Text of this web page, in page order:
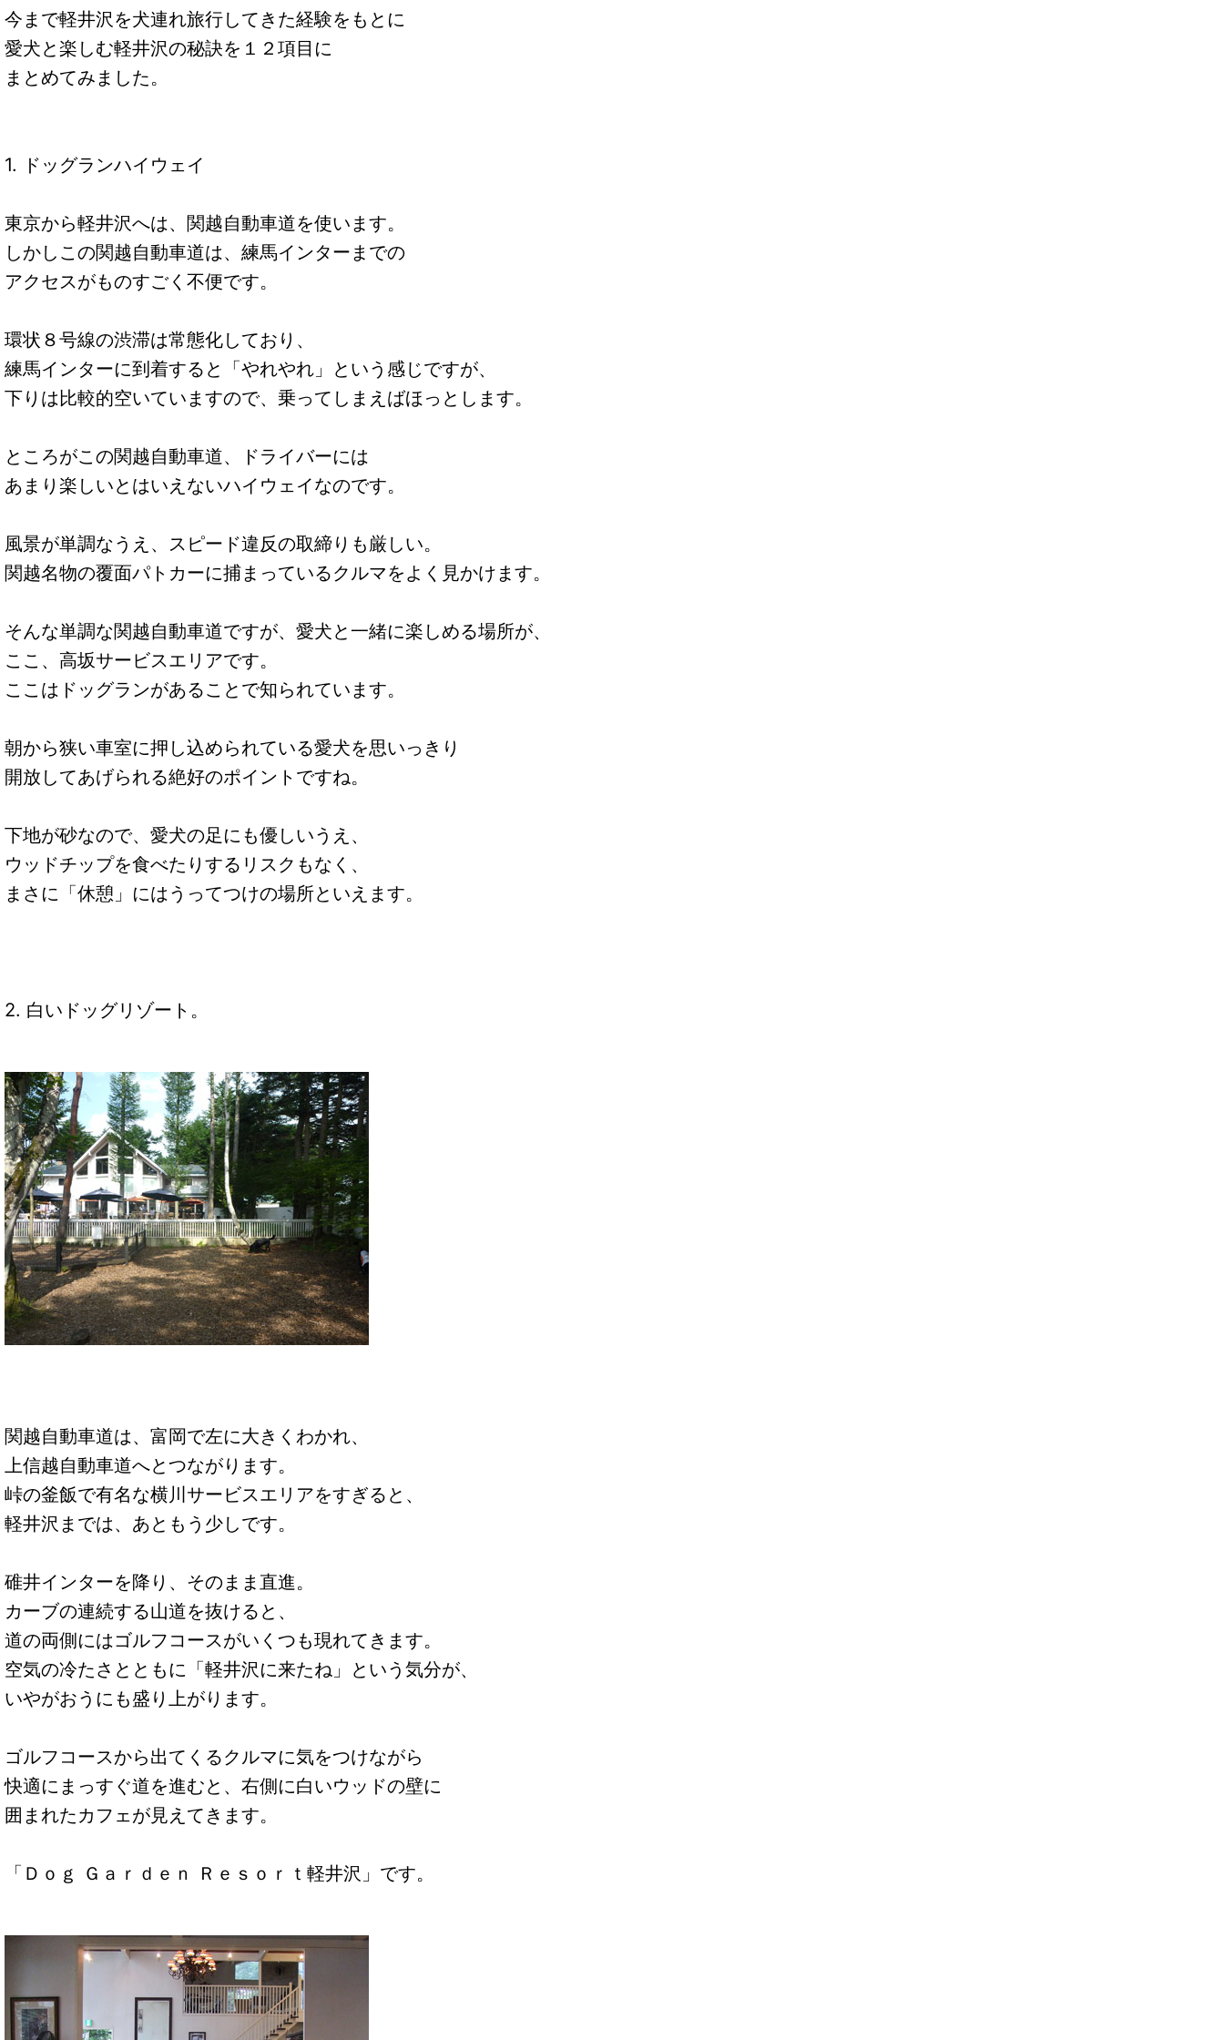
今まで軽井沢を犬連れ旅行してきた経験をもとに
愛犬と楽しむ軽井沢の秘訣を１２項目に
まとめてみました。
1. ドッグランハイウェイ
東京から軽井沢へは、関越自動車道を使います。
しかしこの関越自動車道は、練馬インターまでの
アクセスがものすごく不便です。
環状８号線の渋滞は常態化しており、
練馬インターに到着すると「やれやれ」という感じですが、
下りは比較的空いていますので、乗ってしまえばほっとします。
ところがこの関越自動車道、ドライバーには
あまり楽しいとはいえないハイウェイなのです。
風景が単調なうえ、スピード違反の取締りも厳しい。
関越名物の覆面パトカーに捕まっているクルマをよく見かけます。
そんな単調な関越自動車道ですが、愛犬と一緒に楽しめる場所が、
ここ、高坂サービスエリアです。
ここはドッグランがあることで知られています。
朝から狭い車室に押し込められている愛犬を思いっきり
開放してあげられる絶好のポイントですね。
下地が砂なので、愛犬の足にも優しいうえ、
ウッドチップを食べたりするリスクもなく、
まさに「休憩」にはうってつけの場所といえます。
2. 白いドッグリゾート。
関越自動車道は、富岡で左に大きくわかれ、
上信越自動車道へとつながります。
峠の釜飯で有名な横川サービスエリアをすぎると、
軽井沢までは、あともう少しです。
碓井インターを降り、そのまま直進。
カーブの連続する山道を抜けると、
道の両側にはゴルフコースがいくつも現れてきます。
空気の冷たさとともに「軽井沢に来たね」という気分が、
いやがおうにも盛り上がります。
ゴルフコースから出てくるクルマに気をつけながら
快適にまっすぐ道を進むと、右側に白いウッドの壁に
囲まれたカフェが見えてきます。
「Ｄｏｇ Ｇａｒｄｅｎ Ｒｅｓｏｒｔ軽井沢」です。